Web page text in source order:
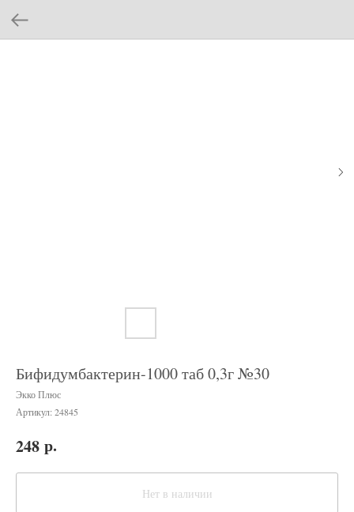
Бифидумбактерин-1000 таб 0,3г №30
Экко Плюс
Артикул: 24845
248 р.
Нет в наличии